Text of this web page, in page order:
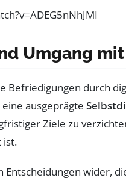
Umgang
Befriedigungen durch
ausgeprägte
Ziele zu
ist.
Entscheidungen wider,